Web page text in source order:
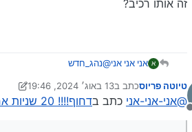
זה אותו רכיב?
א אני אני אני@נהג_חדש
מנותק
טיוטה פריוסכתב ב13 באוג׳ 2024, 19:46
נערך לאחרונה על ידי טיוטה פריוס
@אני-אני-אני כתב בדחוף!!!! 20 שניות אחרי הנעה המנוע נדמם..